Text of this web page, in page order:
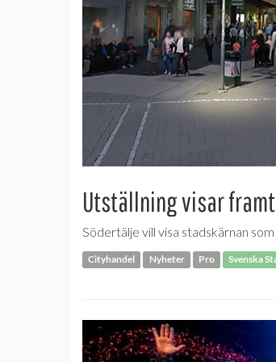
Utställning visar
Södertälje vill visa stadskärnan
Cityhandel Nyheter Pro Svenska